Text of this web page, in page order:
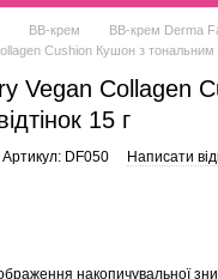
BB-крем
BB-крем Derma
Cushion Кушон з тональним
Vegan Collagen
15 г
Артикул: DF050 Написати
накопичувальної